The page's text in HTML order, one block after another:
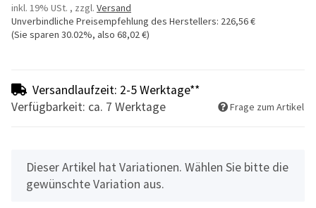
inkl. 19% USt. , zzgl. Versand
Unverbindliche Preisempfehlung des Herstellers: 226,56 €
(Sie sparen 30.02%, also 68,02 €)
Versandlaufzeit: 2-5 Werktage**
Verfügbarkeit: ca. 7 Werktage
Frage zum Artikel
x
Dieser Artikel hat Variationen. Wählen Sie bitte die
gewünschte Variation aus.